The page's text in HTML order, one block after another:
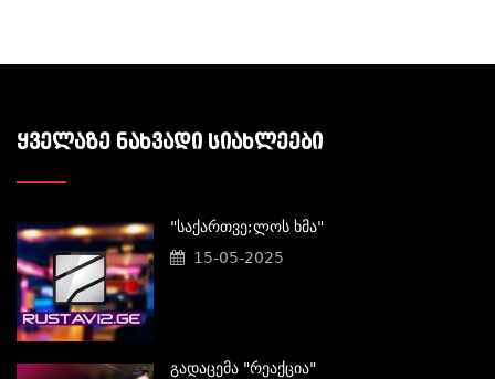
ᲧᲕᲔᲚᲐᲖᲔ ᲜᲐᲮᲕᲐᲓᲘ ᲡᲘᲐᲮᲚᲔᲔᲑᲘ
"საქართვე;ლოს Ხმა"
15-05-2025
Გადაცემა "რეაქცია"